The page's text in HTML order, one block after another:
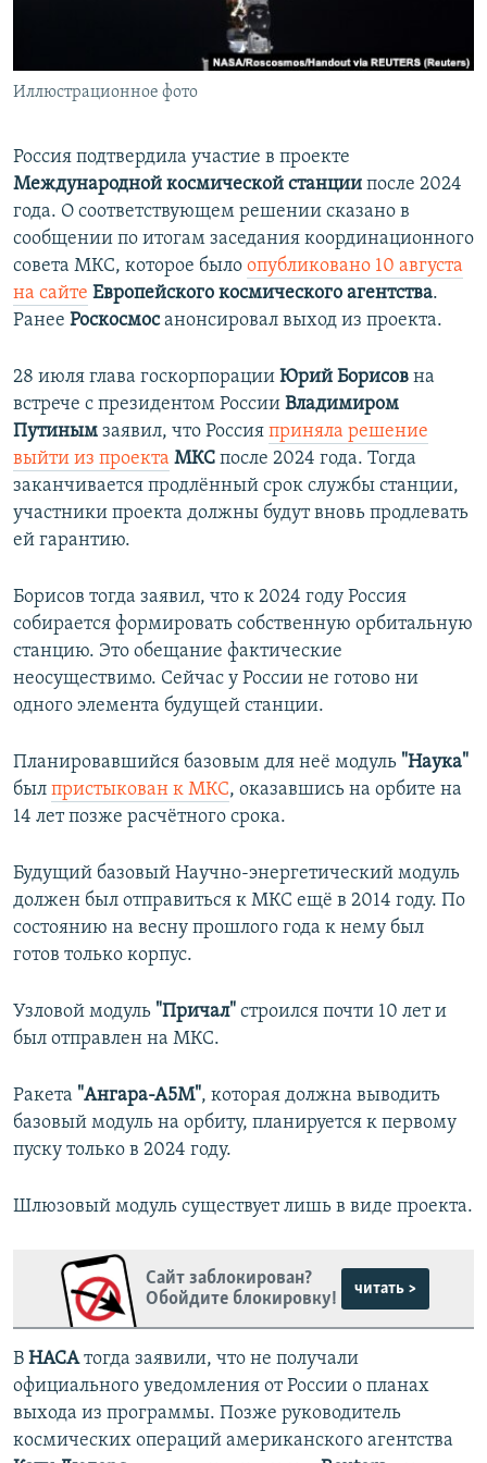
ELIFBE
Все сайты RFE/RL
Иллюстрационное фото
Россия подтвердила участие в проекте
Международной космической станции после 2024
года. О соответствующем решении сказано в
сообщении по итогам заседания координационного
совета МКС, которое было опубликовано 10 августа
на сайте Европейского космического агентства.
Ранее Роскосмосанонсировал выход из проекта.
28 июля глава госкорпорации Юрий Борисов на
встрече с президентом России Владимиром
Путиным заявил, что Россия приняла решение
выйти из проекта МКС после 2024 года. Тогда
заканчивается продлённый срок службы станции,
участники проекта должны будут вновь продлевать
ей гарантию.
Борисов тогда заявил, что к 2024 году Россия
собирается формировать собственную орбитальную
станцию. Это обещание фактические
неосуществимо. Сейчас у России не готово ни
одного элемента будущей станции.
Планировавшийся базовым для неё модуль "Наука"
был пристыкован к МКС, оказавшись на орбите на
14 лет позже расчётного срока.
Будущий базовый Научно-энергетический модуль
должен был отправиться к МКС ещё в 2014 году. По
состоянию на весну прошлого года к нему был
готов только корпус.
Узловой модуль "Причал" строился почти 10 лет и
был отправлен на МКС.
Ракета "Ангара-А5М", которая должна выводить
базовый модуль на орбиту, планируется к первому
пуску только в 2024 году.
Шлюзовый модуль существует лишь в виде проекта.
Сайт заблокирован?
Обойдите блокировку!
читать >
В НАСАтогда заявили, что не получали
официального уведомления от России о планах
выхода из программы. Позже руководитель
космических операций американского агентства